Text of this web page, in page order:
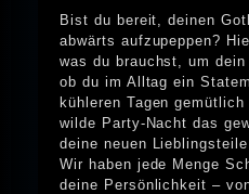
Bist du bereit, deinen
abwärts aufzupeppen?
was du brauchst, um
ob du im Alltag ein
kühleren Tagen
wilde Party-Nacht das
deine neuen
Wir haben jede Menge
deine Persönlichkeit –